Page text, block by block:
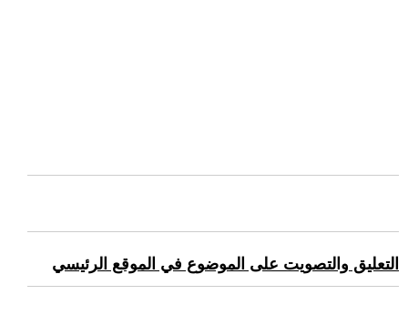
التعليق والتصويت على الموضوع في الموقع الرئيسي